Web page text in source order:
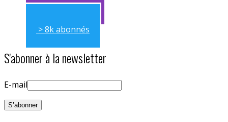
> 11k abonnés
> 8k abonnés
S'abonner à la newsletter
E-mail